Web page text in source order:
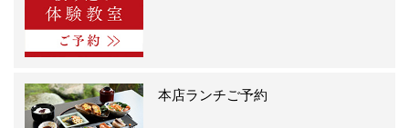
本店ランチご予約